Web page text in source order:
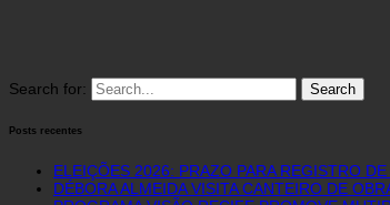
Search for:
Posts recentes
ELEIÇÕES 2026: PRAZO PARA REGISTRO
DÉBORA ALMEIDA VISITA CANTEIRO DE